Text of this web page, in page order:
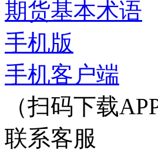
期货基本术语
手机版
手机客户端
（扫码下载APP
联系客服